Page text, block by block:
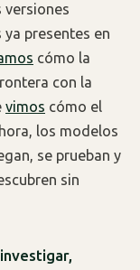
versiones
presentes en
cómo la
con la
vimos cómo el
los modelos
se prueban y
sin